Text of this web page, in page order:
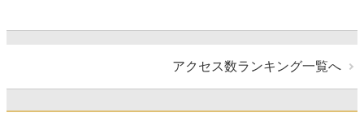
アクセス数ランキング一覧へ